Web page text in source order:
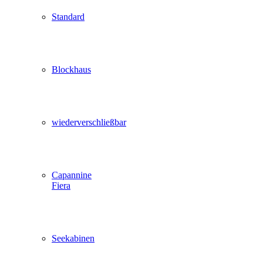
Standard
Blockhaus
wiederverschließbar
Capannine
Fiera
Seekabinen